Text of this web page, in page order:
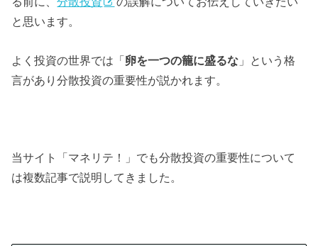
と思います。
よく投資の世界では「卵を一つの籠に盛るな 」という格
言があり分散投資の重要性が説かれます。
当サイト「マネリテ！」でも分散投資の重要性について
は複数記事で説明してきました。